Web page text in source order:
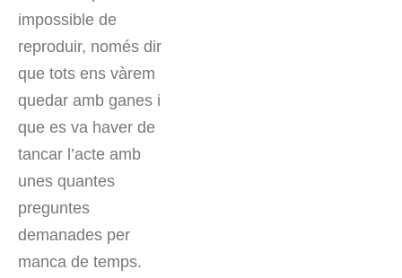
impossible de
reproduir, només dir
que tots ens vàrem
quedar amb ganes i
que es va haver de
tancar l’acte amb
unes quantes
preguntes
demanades per
manca de temps.